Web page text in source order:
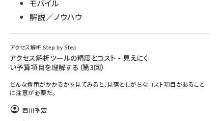
モバイル
解説／ノウハウ
アクセス解析 Step by Step
アクセス解析ツールの精度とコスト - 見えにく
い予算項目を理解する（第3回）
どんな費用がかかるかを見てみると、見落としがちなコスト項目があること
に注意が必要だ。
西川季宏